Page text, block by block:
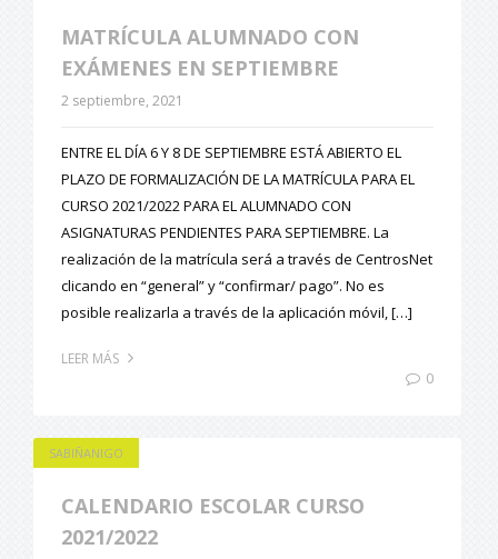
MATRÍCULA ALUMNADO CON
EXÁMENES EN SEPTIEMBRE
2 septiembre, 2021
ENTRE EL DÍA 6 Y 8 DE SEPTIEMBRE ESTÁ ABIERTO EL
PLAZO DE FORMALIZACIÓN DE LA MATRÍCULA PARA EL
CURSO 2021/2022 PARA EL ALUMNADO CON
ASIGNATURAS PENDIENTES PARA SEPTIEMBRE. La
realización de la matrícula será a través de CentrosNet
clicando en “general” y “confirmar/ pago”. No es
posible realizarla a través de la aplicación móvil, […]
LEER MÁS
0
SABIÑANIGO
CALENDARIO ESCOLAR CURSO
2021/2022